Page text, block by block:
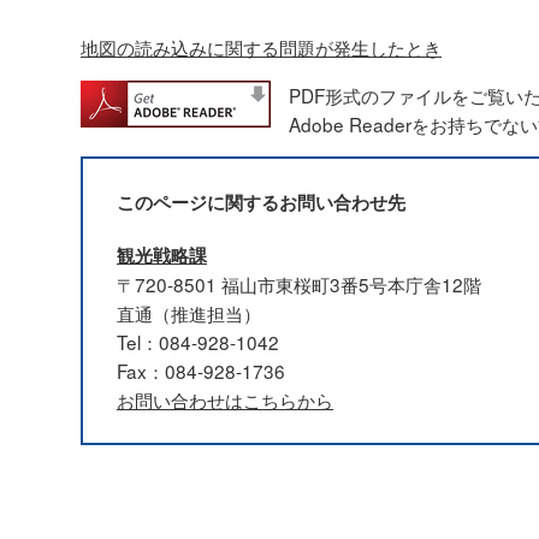
地図の読み込みに関する問題が発生したとき
PDF形式のファイルをご覧い
Adobe Readerをお持ちでな
このページに関するお問い合わせ先
観光戦略課
〒720-8501 福山市東桜町3番5号本庁舎12階
直通（推進担当）
Tel：084-928-1042
Fax：084-928-1736
お問い合わせはこちらから